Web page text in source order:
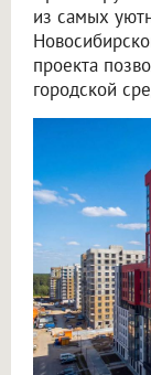
из самых
проекта
городской